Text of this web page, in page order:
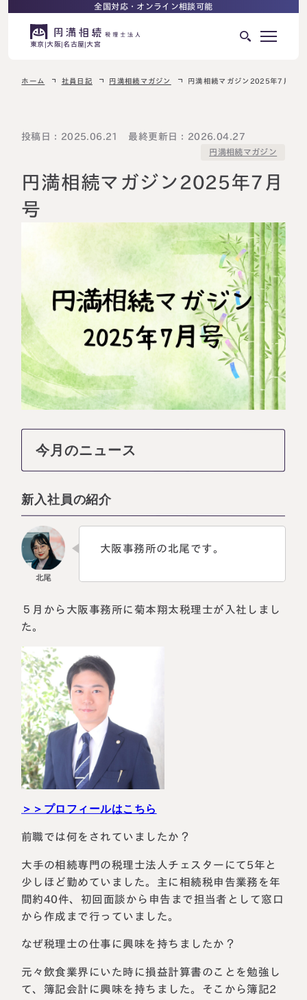
全国対応・オンライン相談可能
東京 大阪 名古屋 大宮
相続ロードマップ
ご相談の流れ
相続を学ぶ
相続税申告について
ご相談の流れ
相続に備えたい方へ
生前対策相談について
相続税試算について
料金表
選ばれる理由
お客様の声
私たちについて
税理士紹介
法人情報
東京事務所
東京都港区南青山一丁目2番6号
Access
〒530-0017
大阪府大阪市北区角田町8番47号
阪急グランドビル20階
セミナー
円満相続ちゃんねる
円満相続塾（受講生募集中）
ホーム 社員日記 円満相続マガジン 円満相続マガジン2025年7月号
投稿日：2025.06.21 最終更新日：2026.04.27
円満相続マガジン
円満相続マガジン2025年7月
号
今月のニュース
新入社員の紹介
大阪事務所の北尾です。
５月から大阪事務所に菊本翔太税理士が入社しまし
た。
＞＞プロフィールはこちら
前職では何をされていましたか？
大手の相続専門の税理士法人チェスターにて5年と
少しほど勤めていました。主に相続税申告業務を年
間約40件、初回面談から申告まで担当者として窓口
から作成まで行っていました。
なぜ税理士の仕事に興味を持ちましたか？
元々飲食業界にいた時に損益計算書のことを勉強し
て、簿記会計に興味を持ちました。そこから簿記2